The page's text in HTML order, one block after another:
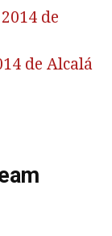
de
de Alcalá